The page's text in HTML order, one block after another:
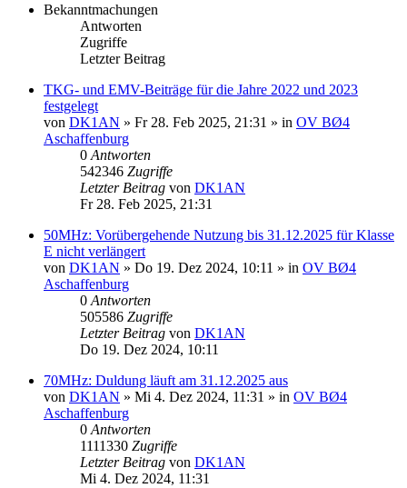
Bekanntmachungen
Antworten
Zugriffe
Letzter Beitrag
TKG- und EMV-Beiträge für die Jahre 2022 und 2023
festgelegt
von DK1AN » Fr 28. Feb 2025, 21:31 » in OV BØ4
Aschaffenburg
0 Antworten
542346 Zugriffe
Letzter Beitrag von DK1AN
Fr 28. Feb 2025, 21:31
50MHz: Vorübergehende Nutzung bis 31.12.2025 für Klasse
E nicht verlängert
von DK1AN » Do 19. Dez 2024, 10:11 » in OV BØ4
Aschaffenburg
0 Antworten
505586 Zugriffe
Letzter Beitrag von DK1AN
Do 19. Dez 2024, 10:11
70MHz: Duldung läuft am 31.12.2025 aus
von DK1AN » Mi 4. Dez 2024, 11:31 » in OV BØ4
Aschaffenburg
0 Antworten
1111330 Zugriffe
Letzter Beitrag von DK1AN
Mi 4. Dez 2024, 11:31